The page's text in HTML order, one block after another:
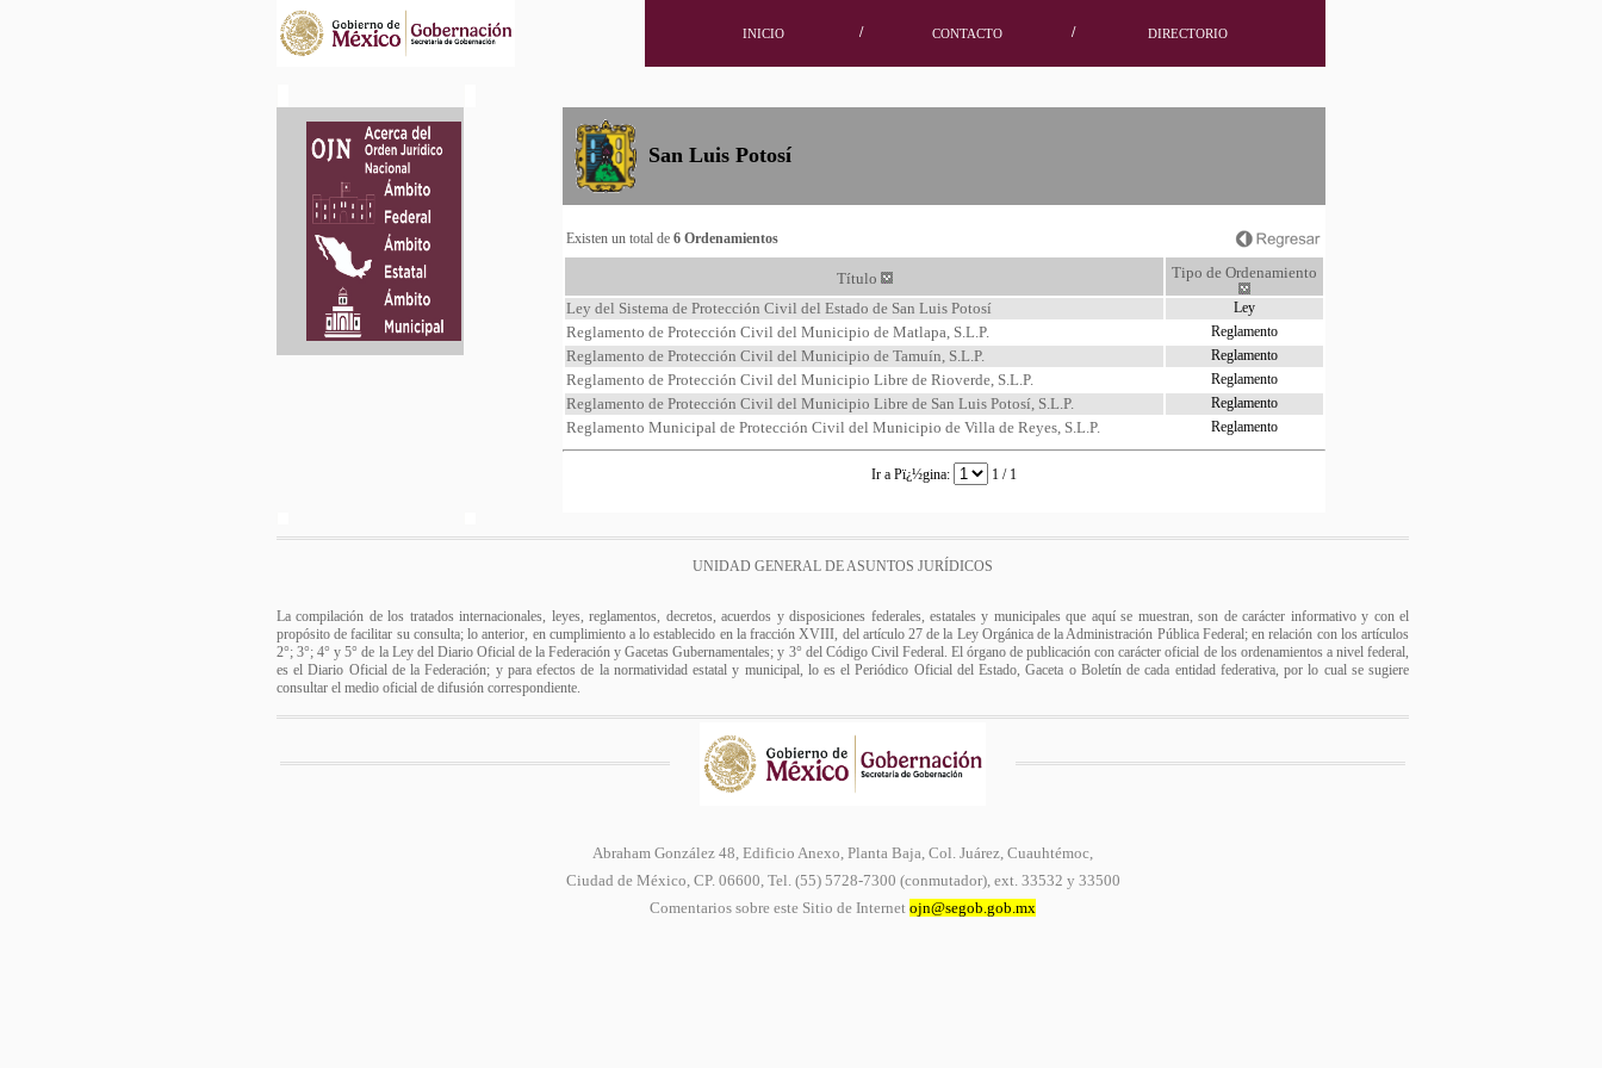
INICIO / CONTACTO / DIRECTORIO
San Luis Potosí
Existen un total de 6 Ordenamientos
Título
Tipo de Ordenamiento
Ley del Sistema de Protección Civil del Estado de San Luis Potosí
Ley
Reglamento de Protección Civil del Municipio de Matlapa, S.L.P. Reglamento
Reglamento de Protección Civil del Municipio de Tamuín, S.L.P. Reglamento
Reglamento de Protección Civil del Municipio Libre de Rioverde, S.L.P. Reglamento
Reglamento de Protección Civil del Municipio Libre de San Luis Potosí, S.L.P. Reglamento
Reglamento Municipal de Protección Civil del Municipio de Villa de Reyes, S.L.P. Reglamento
Ir a Pï¿½gina: 1 / 1
UNIDAD GENERAL DE ASUNTOS JURÍDICOS
La compilación de los tratados internacionales, leyes, reglamentos, decretos, acuerdos y disposiciones federales, estatales y municipales que aquí se muestran, son de carácter informativo y con el
propósito de facilitar su consulta; lo anterior, en cumplimiento a lo establecido en la fracción XVIII, del artículo 27 de la Ley Orgánica de la Administración Pública Federal; en relación con los artículos
2°; 3°; 4° y 5° de la Ley del Diario Oficial de la Federación y Gacetas Gubernamentales; y 3° del Código Civil Federal. El órgano de publicación con carácter oficial de los ordenamientos a nivel federal,
es el Diario Oficial de la Federación; y para efectos de la normatividad estatal y municipal, lo es el Periódico Oficial del Estado, Gaceta o Boletín de cada entidad federativa, por lo cual se sugiere
consultar el medio oficial de difusión correspondiente.
Abraham González 48, Edificio Anexo, Planta Baja, Col. Juárez, Cuauhtémoc,
Ciudad de México, CP. 06600, Tel. (55) 5728-7300 (conmutador), ext. 33532 y 33500
Comentarios sobre este Sitio de Internet ojn@segob.gob.mx